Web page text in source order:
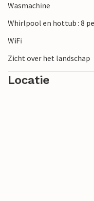
Wasmachine
Whirlpool en hottub : 8
WiFi
Zicht over het landschap
Locatie